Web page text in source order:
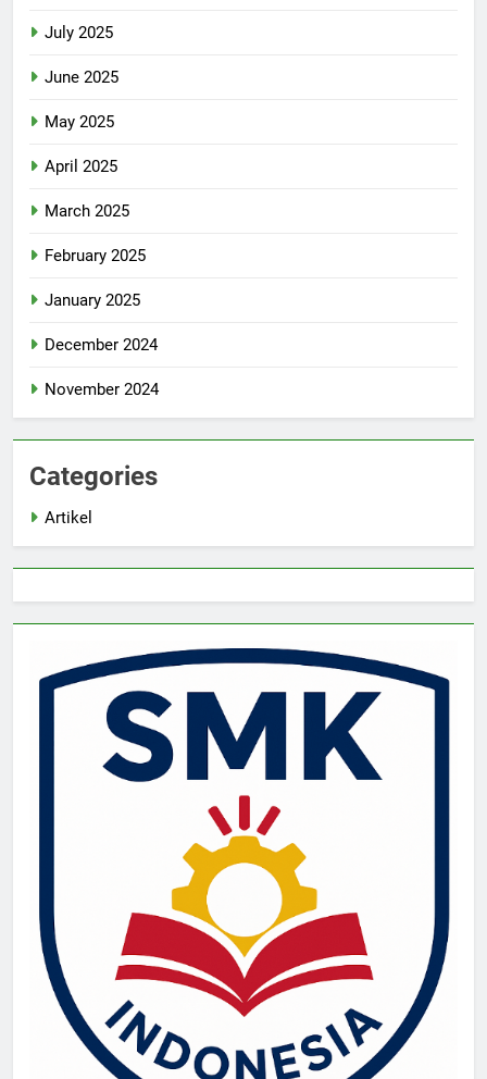
July 2025
June 2025
May 2025
April 2025
March 2025
February 2025
January 2025
December 2024
November 2024
Categories
Artikel